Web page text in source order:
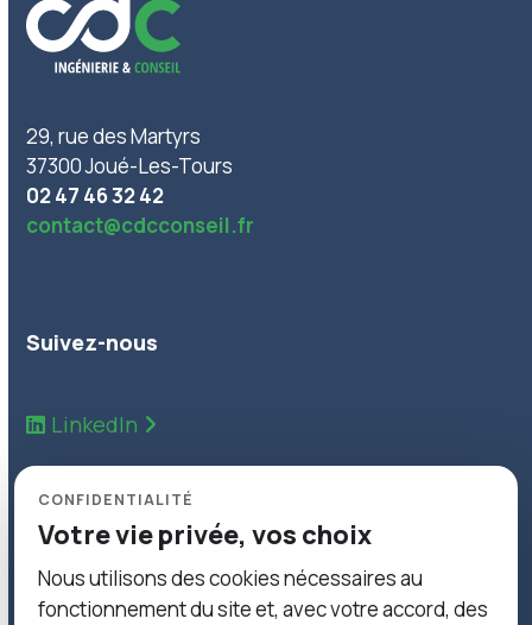
CONFIDENTIALITÉ
Votre vie privée, vos choix
Nous utilisons des cookies nécessaires au
fonctionnement du site et, avec votre accord, des
29, rue des Martyrs
37300 Joué-Les-Tours
02 47 46 32 42
contact@cdcconseil.fr
Suivez-nous
LinkedIn
Inscrivez-vous à notre Newsletter pour suivre
toutes nos actualités.
Inscription Newsletter